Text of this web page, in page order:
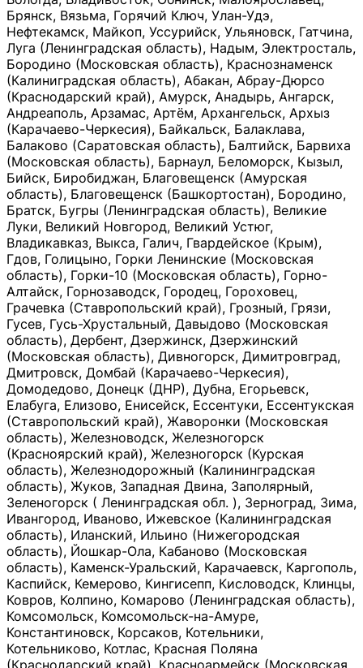
Брянск, Вязьма, Горячий Ключ, Улан-Удэ,
Нефтекамск, Майкоп, Уссурийск, Ульяновск, Гатчина,
Луга (Ленинградская область), Надым, Электросталь,
Бородино (Московская область), Краснознаменск
(Калиниградская область), Абакан, Абрау-Дюрсо
(Краснодарский край), Амурск, Анадырь, Ангарск,
Андреаполь, Арзамас, Артём, Архангельск, Архыз
(Карачаево-Черкесия), Байкальск, Балаклава,
Балаково (Саратовская область), Балтийск, Барвиха
(Московская область), Барнаул, Беломорск, Кызыл,
Бийск, Биробиджан, Благовещенск (Амурская
область), Благовещенск (Башкортостан), Бородино,
Братск, Бугры (Ленинградская область), Великие
Луки, Великий Новгород, Великий Устюг,
Владикавказ, Выкса, Галич, Гвардейское (Крым),
Гдов, Голицыно, Горки Ленинские (Московская
область), Горки-10 (Московская область), Горно-
Алтайск, Горнозаводск, Городец, Гороховец,
Грачевка (Ставропольский край), Грозный, Грязи,
Гусев, Гусь-Хрустальный, Давыдово (Московская
область), Дербент, Дзержинск, Дзержинский
(Московская область), Дивногорск, Димитровград,
Дмитровск, Домбай (Карачаево-Черкесия),
Домодедово, Донецк (ДНР), Дубна, Егорьевск,
Елабуга, Елизово, Енисейск, Ессентуки, Ессентукская
(Ставропольский край), Жаворонки (Московская
область), Железноводск, Железногорск
(Красноярский край), Железногорск (Курская
область), Железнодорожный (Калининградская
область), Жуков, Западная Двина, Заполярный,
Зеленогорск ( Ленинградская обл. ), Зерноград, Зима,
Ивангород, Иваново, Ижевское (Калининградская
область), Иланский, Ильино (Нижегородская
область), Йошкар-Ола, Кабаново (Московская
область), Каменск-Уральский, Карачаевск, Каргополь,
Каспийск, Кемерово, Кингисепп, Кисловодск, Клинцы,
Ковров, Колпино, Комарово (Ленинградская область),
Комсомольск, Комсомольск-на-Амуре,
Константиновск, Корсаков, Котельники,
Котельниково, Котлас, Красная Поляна
(Краснодарский край), Красноармейск (Московская